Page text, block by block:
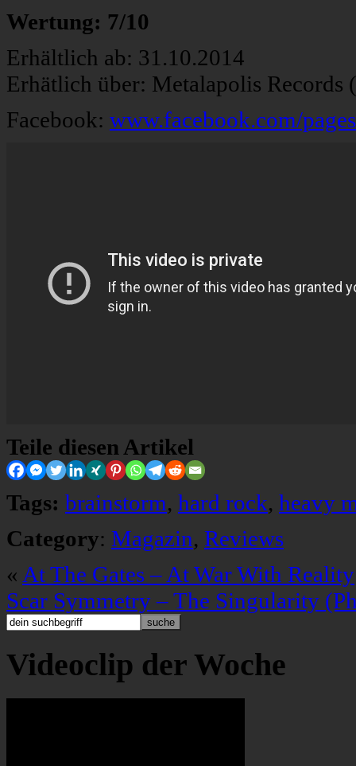
Wertung: 7/10
Erhältlich ab: 31.10.2014
Erhätlich über: Metalapolis Records
Facebook: www.facebook.com/
Teile diesen Artikel
Tags: brainstorm, hard rock, heavy
Category: Magazin, Reviews
« At The Gates – At War With Reality
Scar Symmetry – The Singularity
Videoclip der Woche